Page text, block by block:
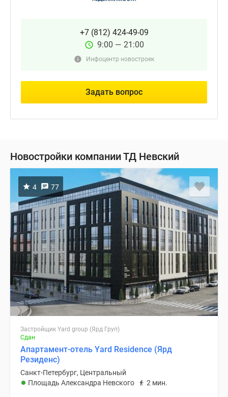
+7 (812) 424-49-09
9:00 — 21:00
Инфоцентр новостроек
Задать вопрос
Новостройки компании ТД Невский
4 77
Застройщик Yard group (Ярд Груп)
Сдан
Апартамент-отель Yard Residence (Ярд
Резиденс)
Санкт-Петербург, Центральный
Площадь Александра Невского
2 мин.